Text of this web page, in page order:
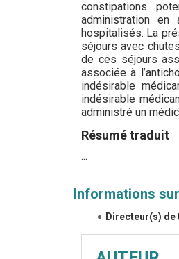
constipations
administration en
hospitalisés. La
séjours avec
de ces séjours
associée à
indésirable
indésirable
administré un
Résumé traduit
Informations
Directeur(s) de